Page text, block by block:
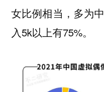
女比例相当，多为
入5k以上有75%。